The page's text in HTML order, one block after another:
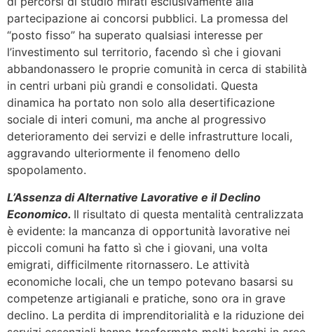
partecipazione ai concorsi pubblici. La promessa del
“posto fisso” ha superato qualsiasi interesse per
l’investimento sul territorio, facendo sì che i giovani
abbandonassero le proprie comunità in cerca di stabilità
in centri urbani più grandi e consolidati. Questa
dinamica ha portato non solo alla desertificazione
sociale di interi comuni, ma anche al progressivo
deterioramento dei servizi e delle infrastrutture locali,
aggravando ulteriormente il fenomeno dello
spopolamento.
L’Assenza di Alternative Lavorative e il Declino
Economico. Il risultato di questa mentalità centralizzata
è evidente: la mancanza di opportunità lavorative nei
piccoli comuni ha fatto sì che i giovani, una volta
emigrati, difficilmente ritornassero. Le attività
economiche locali, che un tempo potevano basarsi su
competenze artigianali e pratiche, sono ora in grave
declino. La perdita di imprenditorialità e la riduzione dei